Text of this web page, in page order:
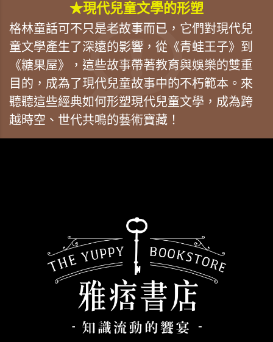
★現代兒童文學的形塑
格林童話可不只是老故事而已，它們對現代兒
童文學產生了深遠的影響，從《青蛙王子》到
《糖果屋》，這些故事帶著教育與娛樂的雙重
目的，成為了現代兒童故事中的不朽範本。來
聽聽這些經典如何形塑現代兒童文學，成為跨
越時空、世代共鳴的藝術寶藏！